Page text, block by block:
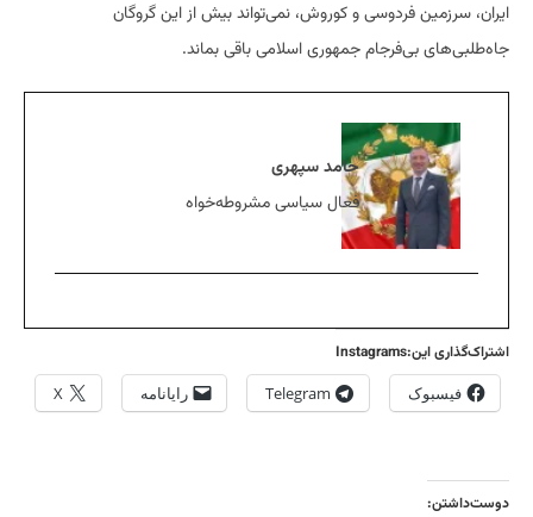
ایران، سرزمین فردوسی و کوروش، نمی‌تواند بیش از این گروگان
جاه‌طلبی‌های بی‌فرجام جمهوری اسلامی باقی بماند.
حامد سپهری
فعال سیاسی مشروطه‌خواه
اشتراک‌گذاری این:Instagrams
فیسبوک
Telegram رایانامه X
دوست‌داشتن: